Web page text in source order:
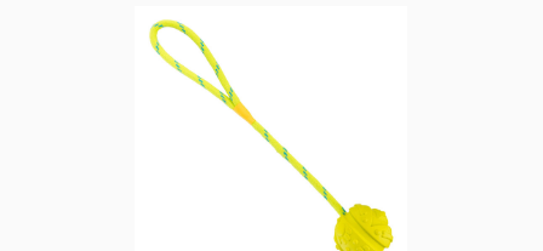
Bildergalerie überspringen